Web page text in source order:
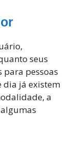
seus
para pessoas
dia já existem
a